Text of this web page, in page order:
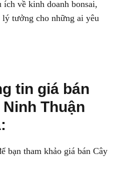
về kinh doanh bonsai,
tưởng cho những ai yêu
tin giá bán
Thuận
bạn tham khảo giá bán Cây